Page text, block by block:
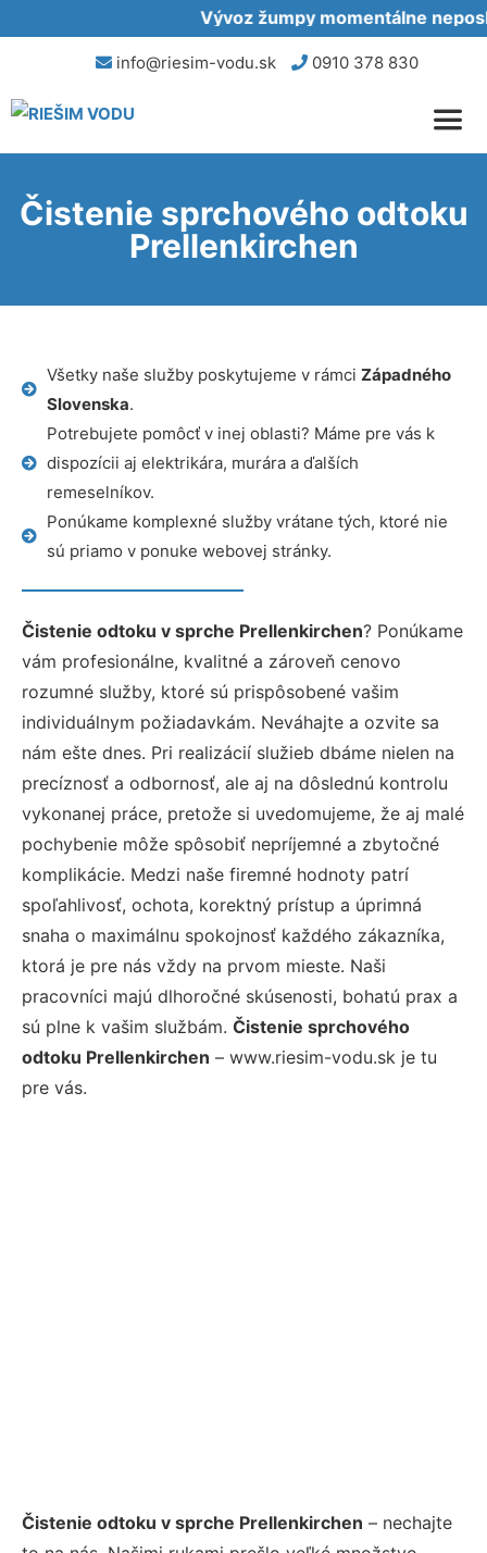
Vývoz žumpy momentálne
info@riesim-vodu.sk 0910 378 830
Čistenie sprchového odtoku
Prellenkirchen
Všetky naše služby poskytujeme v rámci Západného
Slovenska.
Potrebujete pomôcť v inej oblasti? Máme pre vás k
dispozícii aj elektrikára, murára a ďalších
remeselníkov.
Ponúkame komplexné služby vrátane tých, ktoré nie
sú priamo v ponuke webovej stránky.
Čistenie odtoku v sprche Prellenkirchen? Ponúkame
vám profesionálne, kvalitné a zároveň cenovo
rozumné služby, ktoré sú prispôsobené vašim
individuálnym požiadavkám. Neváhajte a ozvite sa
nám ešte dnes. Pri realizácií služieb dbáme nielen na
precíznosť a odbornosť, ale aj na dôslednú kontrolu
vykonanej práce, pretože si uvedomujeme, že aj malé
pochybenie môže spôsobiť nepríjemné a zbytočné
komplikácie. Medzi naše firemné hodnoty patrí
spoľahlivosť, ochota, korektný prístup a úprimná
snaha o maximálnu spokojnosť každého zákazníka,
ktorá je pre nás vždy na prvom mieste. Naši
pracovníci majú dlhoročné skúsenosti, bohatú prax a
sú plne k vašim službám. Čistenie sprchového
odtoku Prellenkirchen – www.riesim-vodu.sk je tu
pre vás.
Čistenie odtoku v sprche Prellenkirchen – nechajte